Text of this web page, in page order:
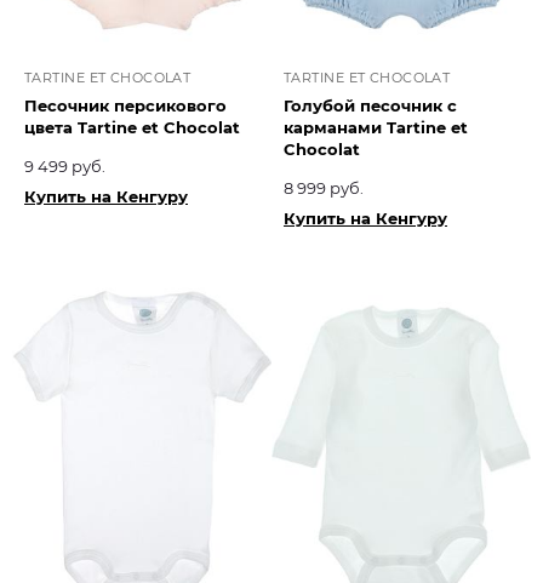
TARTINE ET CHOCOLAT
Песочник персикового
цвета Tartine et Chocolat​
9 499 руб.
Купить на Кенгуру
TARTINE ET CHOCOLAT
Голубой песочник с
карманами Tartine et
Chocolat​
8 999 руб.
Купить на Кенгуру